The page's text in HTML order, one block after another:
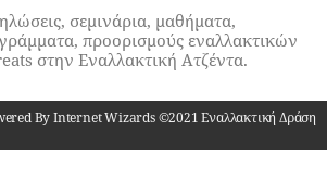
σεμινάρια, μαθήματα,
προορισμούς εναλλακτικών
στην Εναλλακτική Ατζέντα.
By Internet Wizards ©2021 Εναλλακτική Δράση